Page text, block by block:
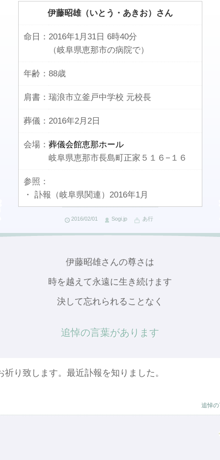
伊藤昭雄（いとう・あきお）さん
命日： 2016年1月31日 6時40分
（岐阜県恵那市の病院で）
年齢： 88歳
肩書： 瑞浪市立釜戸中学校 元校長
葬儀： 2016年2月2日
会場： 葬儀会館恵那ホール
岐阜県恵那市長島町正家５１６−１６
参照：
・ 訃報（岐阜県関連）2016年1月
2016/02/01 Sogi.jp あ行
伊藤昭雄さんの尊さは
時を越えて永遠に生き続けます
決して忘れられることなく
追悼の言葉があります
祈り致します。最近訃報を知りました。
追悼